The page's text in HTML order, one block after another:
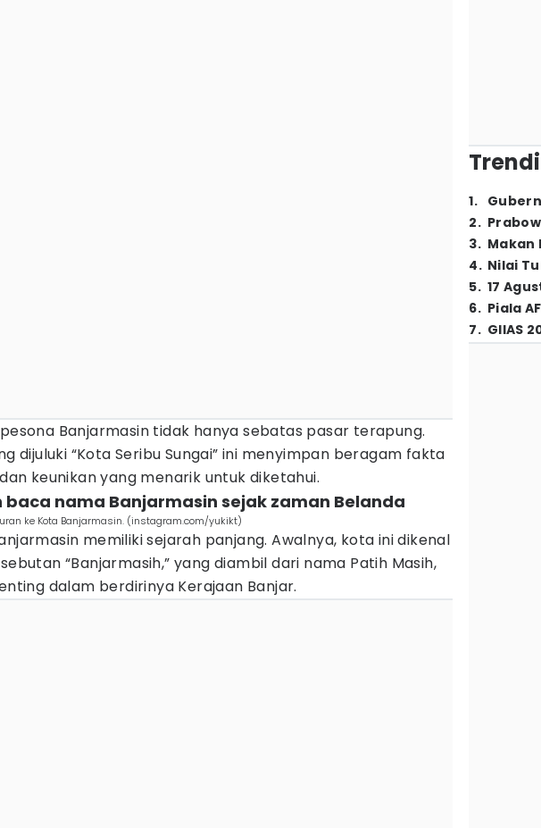
Banjarmasin tidak hanya sebatas pasar terapung.
dijuluki “Kota Seribu Sungai” ini menyimpan beragam fakta
keunikan yang menarik untuk diketahui.
baca nama Banjarmasin sejak zaman Belanda
ke Kota Banjarmasin. (instagram.com/yukikt)
memiliki sejarah panjang. Awalnya, kota ini dikenal
“Banjarmasih,” yang diambil dari nama Patih Masih,
dalam berdirinya Kerajaan Banjar.
1.
2.
3. Makan
4. Nilai
5. 17
6. Piala
7. GIIAS